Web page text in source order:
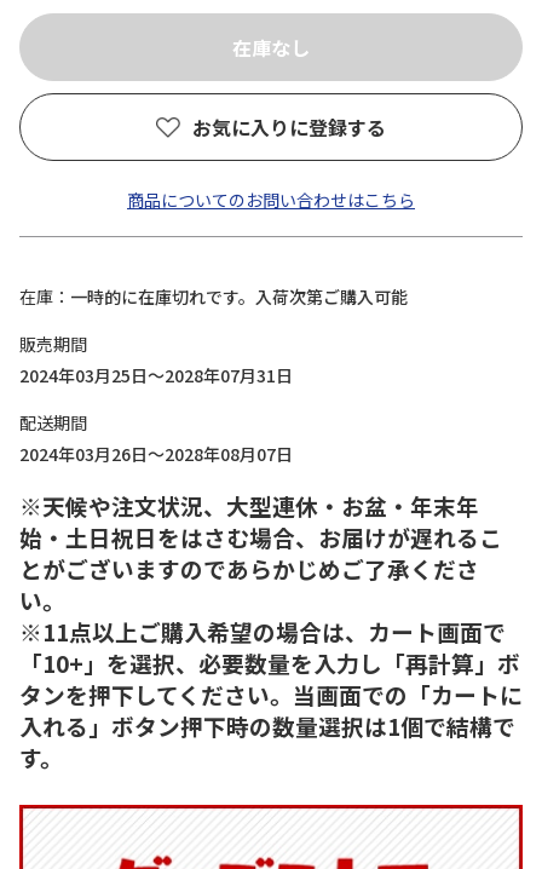
お気に入りに登録する
商品についてのお問い合わせはこちら
在庫
一時的に在庫切れです。入荷次第ご購入可能
販売期間
2024年03月25日～2028年07月31日
配送期間
2024年03月26日～2028年08月07日
※天候や注文状況、大型連休・お盆・年末年
始・土日祝日をはさむ場合、お届けが遅れるこ
とがございますのであらかじめご了承くださ
い。
※11点以上ご購入希望の場合は、カート画面で
「10+」を選択、必要数量を入力し「再計算」ボ
タンを押下してください。当画面での「カートに
入れる」ボタン押下時の数量選択は1個で結構で
す。